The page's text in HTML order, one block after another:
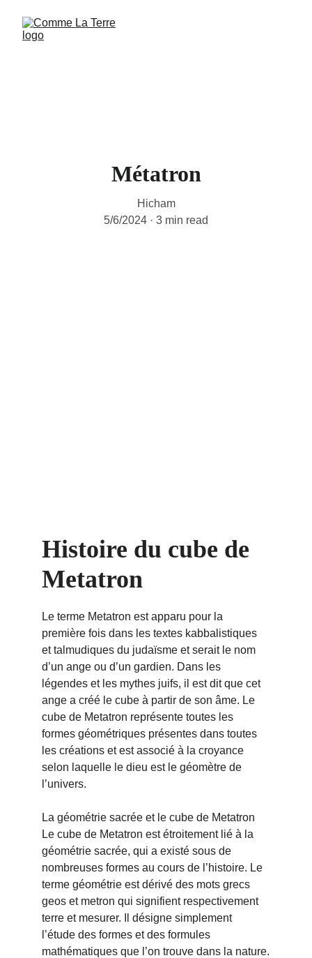
Métatron
Hicham
5/6/2024
3 min read
Histoire du cube de
Metatron
Le terme Metatron est apparu pour la
première fois dans les textes kabbalistiques
et talmudiques du judaïsme et serait le nom
d’un ange ou d’un gardien. Dans les
légendes et les mythes juifs, il est dit que cet
ange a créé le cube à partir de son âme. Le
cube de Metatron représente toutes les
formes géométriques présentes dans toutes
les créations et est associé à la croyance
selon laquelle le dieu est le géomètre de
l’univers.
La géométrie sacrée et le cube de Metatron
Le cube de Metatron est étroitement lié à la
géométrie sacrée, qui a existé sous de
nombreuses formes au cours de l’histoire. Le
terme géométrie est dérivé des mots grecs
geos et metron qui signifient respectivement
terre et mesurer. Il désigne simplement
l’étude des formes et des formules
mathématiques que l’on trouve dans la nature.